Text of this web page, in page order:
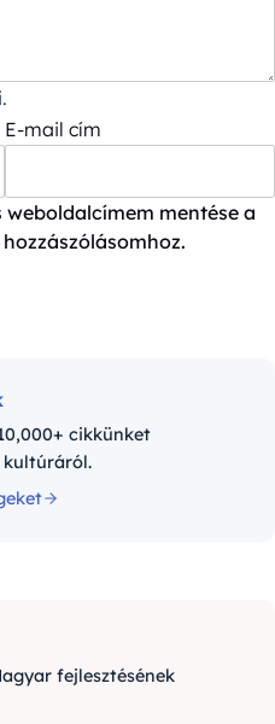
E-mail cím
weboldalcímem mentése a
cikkünket
kultúráról.
fejlesztésének